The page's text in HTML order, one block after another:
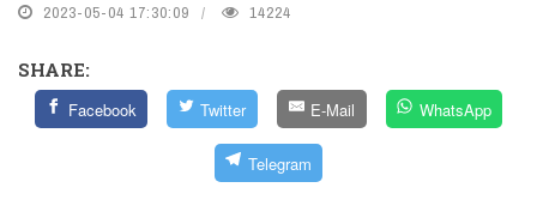
2023-05-04 17:30:09 14224
SHARE:
Facebook Twitter E-Mail WhatsApp
Telegram